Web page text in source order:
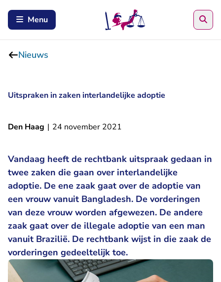
Menu
Nieuws
Uitspraken in zaken interlandelijke adoptie
Den Haag | 24 november 2021
Vandaag heeft de rechtbank uitspraak gedaan in
twee zaken die gaan over interlandelijke
adoptie. De ene zaak gaat over de adoptie van
een vrouw vanuit Bangladesh. De vorderingen
van deze vrouw worden afgewezen. De andere
zaak gaat over de illegale adoptie van een man
vanuit Brazilië. De rechtbank wijst in die zaak de
vorderingen gedeeltelijk toe.